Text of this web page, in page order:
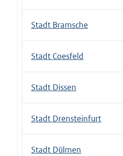
Stadt Bramsche
Stadt Coesfeld
Stadt Dissen
Stadt Drensteinfurt
Stadt Dülmen